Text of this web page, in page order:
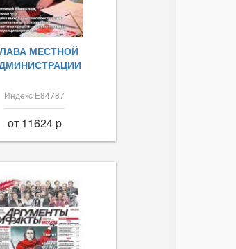
МЕСТНОЙ
Индекс Е84787
от 11624 p